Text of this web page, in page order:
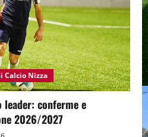
Calcio Nizza
leader: conferme e
2026/2027